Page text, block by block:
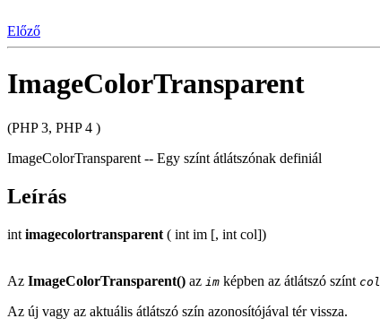
Előző
ImageColorTransparent
(PHP 3, PHP 4 )
ImageColorTransparent -- Egy színt átlátszónak definiál
Leírás
int imagecolortransparent ( int im [, int col])
Az ImageColorTransparent() az im képben az átlátszó színt col
Az új vagy az aktuális átlátszó szín azonosítójával tér vissza.